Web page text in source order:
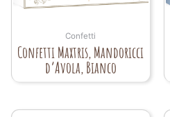
Confetti
Confetti Maxtris, Mandoricci
d’Avola, Bianco